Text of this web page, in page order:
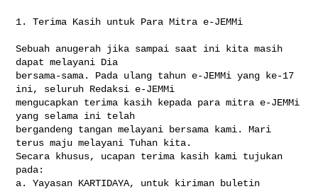
1. Terima Kasih untuk Para Mitra e-JEMMi
Sebuah anugerah jika sampai saat ini kita masih
dapat melayani Dia
bersama-sama. Pada ulang tahun e-JEMMi yang ke-17
ini, seluruh Redaksi e-JEMMi
mengucapkan terima kasih kepada para mitra e-JEMMi
yang selama ini telah
bergandeng tangan melayani bersama kami. Mari
terus maju melayani Tuhan kita.
Secara khusus, ucapan terima kasih kami tujukan
pada:
a. Yayasan KARTIDAYA, untuk kiriman buletin